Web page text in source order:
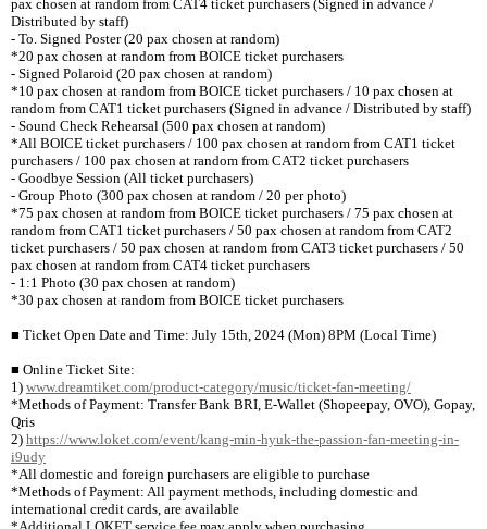
pax chosen at random from CAT4 ticket purchasers (Signed in advance /
Distributed by staff)
- To. Signed Poster (20 pax chosen at random)
*20 pax chosen at random from BOICE ticket purchasers
- Signed Polaroid (20 pax chosen at random)
*10 pax chosen at random from BOICE ticket purchasers / 10 pax chosen at
random from CAT1 ticket purchasers (Signed in advance / Distributed by staff)
- Sound Check Rehearsal (500 pax chosen at random)
*All BOICE ticket purchasers / 100 pax chosen at random from CAT1 ticket
purchasers / 100 pax chosen at random from CAT2 ticket purchasers
- Goodbye Session (All ticket purchasers)
- Group Photo (300 pax chosen at random / 20 per photo)
*75 pax chosen at random from BOICE ticket purchasers / 75 pax chosen at
random from CAT1 ticket purchasers / 50 pax chosen at random from CAT2
ticket purchasers / 50 pax chosen at random from CAT3 ticket purchasers / 50
pax chosen at random from CAT4 ticket purchasers
- 1:1 Photo (30 pax chosen at random)
*30 pax chosen at random from BOICE ticket purchasers
■ Ticket Open Date and Time: July 15th, 2024 (Mon) 8PM (Local Time)
■ Online Ticket Site:
1) www.dreamtiket.com/product-category/music/ticket-fan-meeting/
*Methods of Payment: Transfer Bank BRI, E-Wallet (Shopeepay, OVO), Gopay,
Qris
2) https://www.loket.com/event/kang-min-hyuk-the-passion-fan-meeting-in-
i9udy
*All domestic and foreign purchasers are eligible to purchase
*Methods of Payment: All payment methods, including domestic and
international credit cards, are available